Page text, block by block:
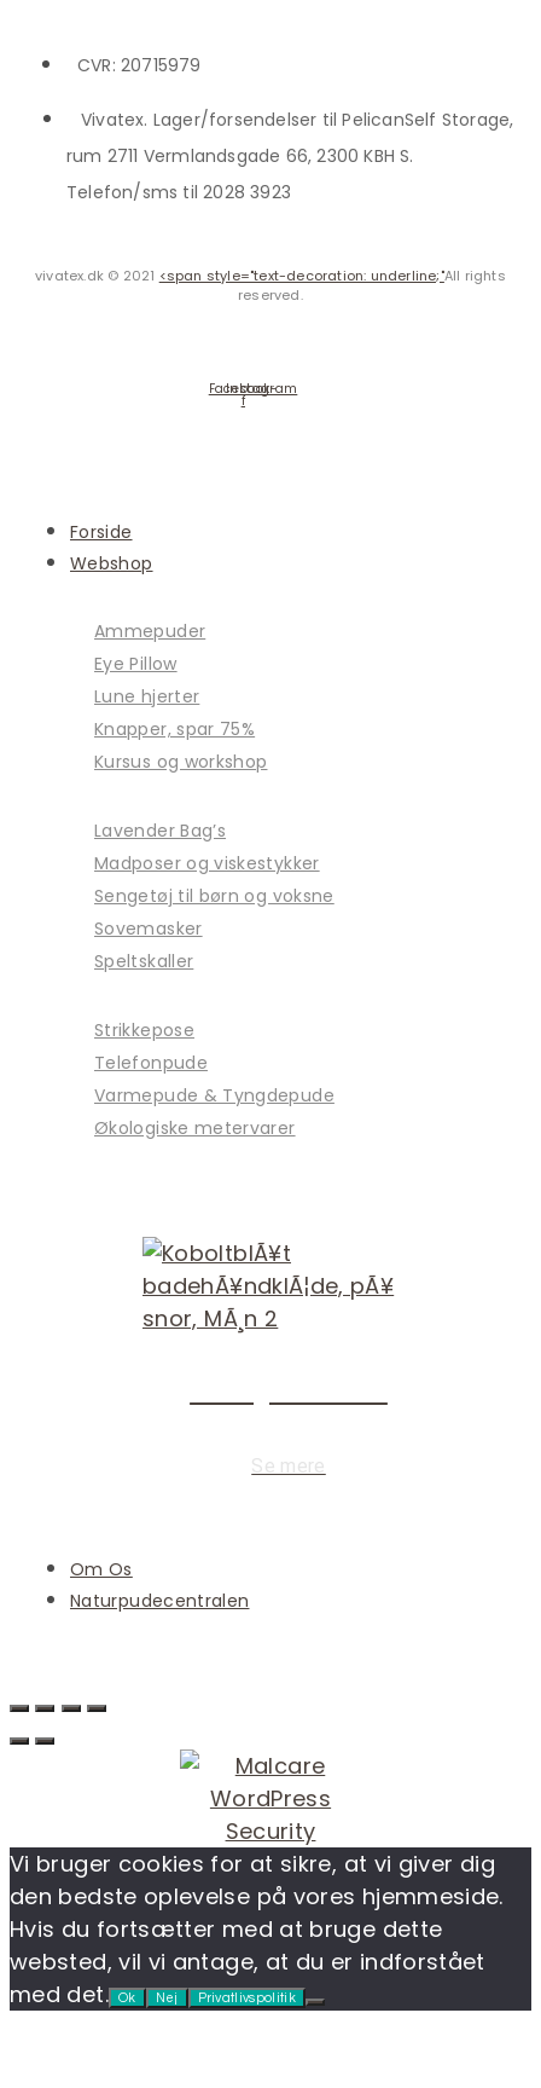
CVR: 20715979
Vivatex. Lager/forsendelser til PelicanSelf Storage,
rum 2711 Vermlandsgade 66, 2300 KBH S.
Telefon/sms til 2028 3923
vivatex.dk © 2021 <span style="text-decoration: underline;"All rights
reserved.
Facebook-
f
Instagram
Forside
Webshop
Ammepuder
Eye Pillow
Lune hjerter
Knapper, spar 75%
Kursus og workshop
Lavender Bag’s
Madposer og viskestykker
Sengetøj til børn og voksne
Sovemasker
Speltskaller
Strikkepose
Telefonpude
Varmepude & Tyngdepude
Økologiske metervarer
Se mere
Om Os
Naturpudecentralen
Vi bruger cookies for at sikre, at vi giver dig
den bedste oplevelse på vores hjemmeside.
Hvis du fortsætter med at bruge dette
websted, vil vi antage, at du er indforstået
med det.
Ok Nej Privatlivspolitik